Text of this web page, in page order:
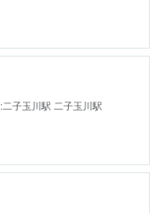
二子玉川駅 二子玉川駅